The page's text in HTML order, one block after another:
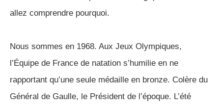
allez comprendre pourquoi.
Nous sommes en 1968. Aux Jeux Olympiques,
l’Équipe de France de natation s’humilie en ne
rapportant qu’une seule médaille en bronze. Colère du
Général de Gaulle, le Président de l’époque. L’été